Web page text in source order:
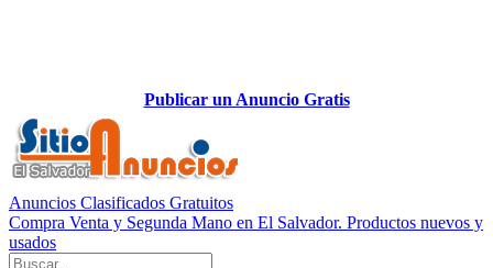
Publicar un Anuncio Gratis
Anuncios Clasificados Gratuitos
Compra Venta y Segunda Mano en El Salvador. Productos nuevos y
usados